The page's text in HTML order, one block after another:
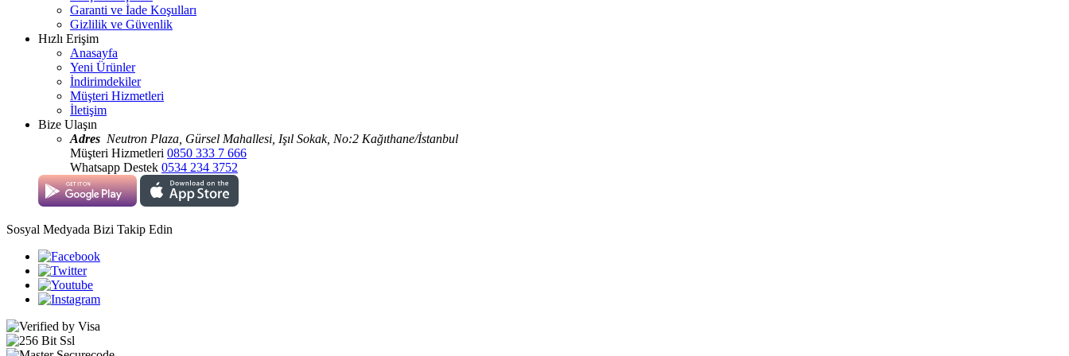
Garanti ve İade Koşulları
Gizlilik ve Güvenlik
Hızlı Erişim
Anasayfa
Yeni Ürünler
İndirimdekiler
Müşteri Hizmetleri
İletişim
Bize Ulaşın
Adres Neutron Plaza, Gürsel Mahallesi, Işıl Sokak, No:2 Kağıthane/İstanbul
Müşteri Hizmetleri 0850 333 7 666
Whatsapp Destek 0534 234 3752
Sosyal Medyada Bizi Takip Edin